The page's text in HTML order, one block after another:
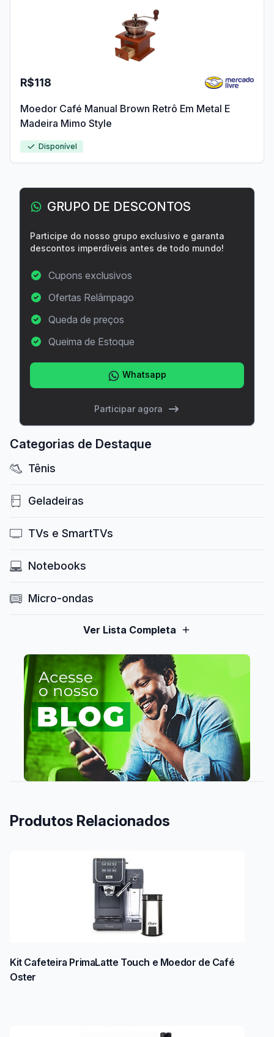
R$118
Moedor Café Manual Brown Retrô Em Metal E
Madeira Mimo Style
Disponível
GRUPO DE DESCONTOS
Participe do nosso grupo exclusivo e garanta
descontos imperdíveis antes de todo mundo!
Cupons exclusivos
Ofertas Relâmpago
Queda de preços
Queima de Estoque
Whatsapp
Participar agora
Categorias de Destaque
Tênis
Geladeiras
TVs e SmartTVs
Notebooks
Micro-ondas
Ver Lista Completa
Produtos Relacionados
Kit Cafeteira PrimaLatte Touch e Moedor de Café
Oster